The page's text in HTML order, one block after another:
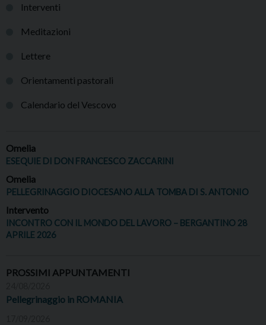
Interventi
Meditazioni
Lettere
Orientamenti pastorali
Calendario del Vescovo
Omelia
ESEQUIE DI DON FRANCESCO ZACCARINI
Omelia
PELLEGRINAGGIO DIOCESANO ALLA TOMBA DI S. ANTONIO
Intervento
INCONTRO CON IL MONDO DEL LAVORO – BERGANTINO 28
APRILE 2026
PROSSIMI APPUNTAMENTI
Pellegrinaggio in ROMANIA